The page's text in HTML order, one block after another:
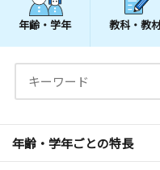
年齢・学年 教科・教
年齢・学年ごとの特長